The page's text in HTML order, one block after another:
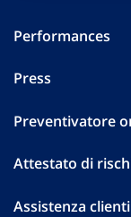
Performances
Press
Preventivatore
Attestato di
Assistenza clienti